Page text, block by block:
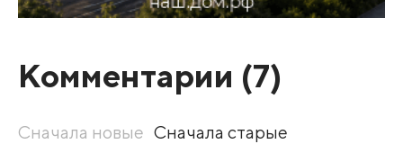
Комментарии (7)
Сначала новые Сначала старые